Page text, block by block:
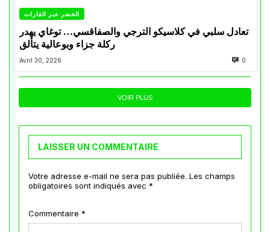
الخضر عبر القارات
تعادل سلبي في كلاسيكو الترجي والصفاقسي… توغاي يهدر
ركلة جزاء وبوعالية يتألق
Avril 30, 2026 0
VOIR PLUS
LAISSER UN COMMENTAIRE
Votre adresse e-mail ne sera pas publiée. Les champs
obligatoires sont indiqués avec *
Commentaire *